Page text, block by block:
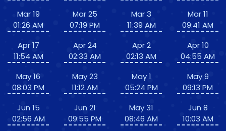
Mar 19
01:26 AM
Apr 17
11:54 AM
May 16
08:03 PM
Jun 15
02:56 AM
Mar 25
07:19 PM
Apr 24
02:33 AM
May 23
11:12 AM
Jun 21
09:55 PM
Mar 3
11:39 AM
Apr 2
02:13 AM
May 1
05:24 PM
May 31
08:46 AM
Mar 11
09:41 AM
Apr 10
04:55 AM
May 9
09:13 PM
Jun 8
10:03 AM